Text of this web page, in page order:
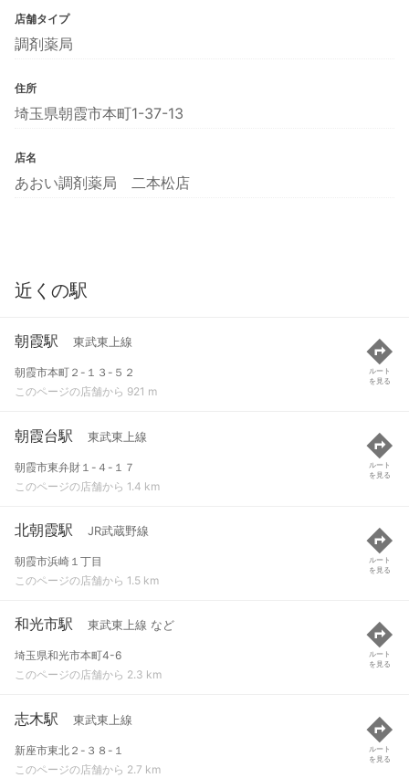
店舗タイプ
調剤薬局
住所
埼玉県朝霞市本町1-37-13
店名
あおい調剤薬局 二本松店
近くの駅
朝霞駅 東武東上線
朝霞市本町２-１３-５２
このページの店舗から 921 m
ルート
を見る
朝霞台駅 東武東上線
朝霞市東弁財１-４-１７
このページの店舗から 1.4 km
ルート
を見る
北朝霞駅 JR武蔵野線
朝霞市浜崎１丁目
このページの店舗から 1.5 km
ルート
を見る
和光市駅 東武東上線 など
埼玉県和光市本町4-6
このページの店舗から 2.3 km
ルート
を見る
志木駅 東武東上線
新座市東北２-３８-１
このページの店舗から 2.7 km
ルート
を見る